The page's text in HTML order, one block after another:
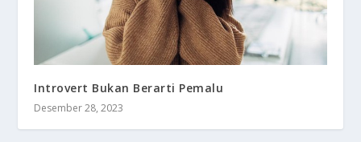
Introvert Bukan Berarti Pemalu
Desember 28, 2023